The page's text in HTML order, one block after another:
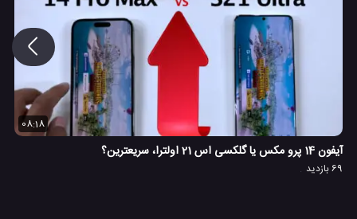
08:18
آیفون 14 پرو مکس یا گلکسی اس 21 اولترا، سریعترین؟
69 بازدید